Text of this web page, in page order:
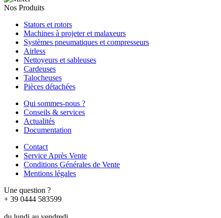
Nos Produits
Stators et rotors
Machines à projeter et malaxeurs
Systèmes pneumatiques et compresseurs
Airless
Nettoyeurs et sableuses
Cardeuses
Talocheuses
Pièces détachées
Qui sommes-nous ?
Conseils & services
Actualités
Documentation
Contact
Service Après Vente
Conditions Générales de Vente
Mentions légales
Une question ?
+ 39 0444 583599